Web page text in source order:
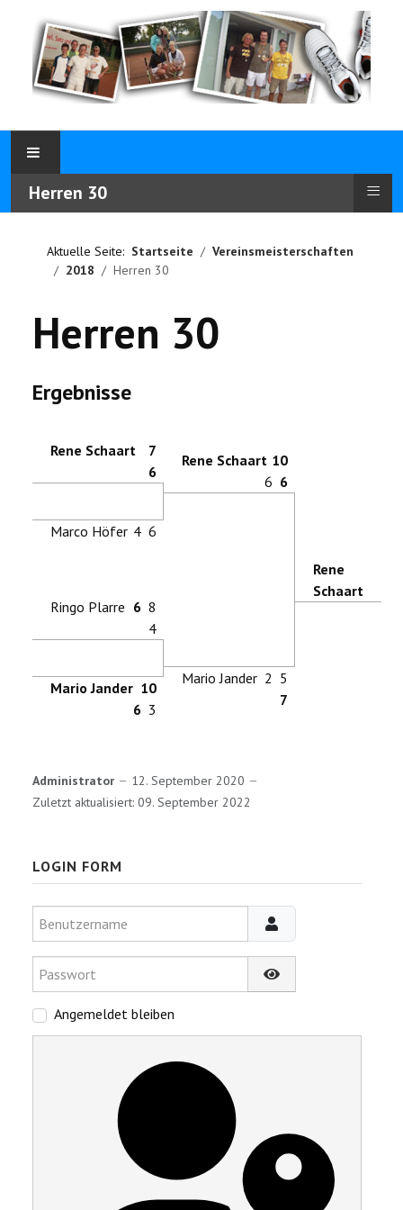
Herren 30 ≡
Aktuelle Seite: Startseite
Vereinsmeisterschaften
2018
Herren 30
Herren 30
Ergebnisse
Rene Schaart
7
6
Marco Höfer 6
4
Ringo Plarre 8
6
4
Mario Jander 10
3
6
Rene Schaart 10
6
6
Mario Jander 5
2
7
Rene
Schaart
Administrator
12. September 2020
Zuletzt aktualisiert: 09. September 2022
LOGIN FORM
Benutzername
Passwort
Passwort anzeigen
Angemeldet bleiben